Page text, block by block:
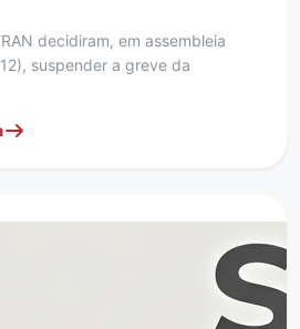
decidiram, em assembleia
suspender a greve da